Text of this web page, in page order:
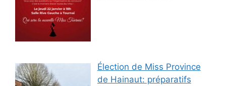
Élection de Miss Province
de Hainaut: préparatifs